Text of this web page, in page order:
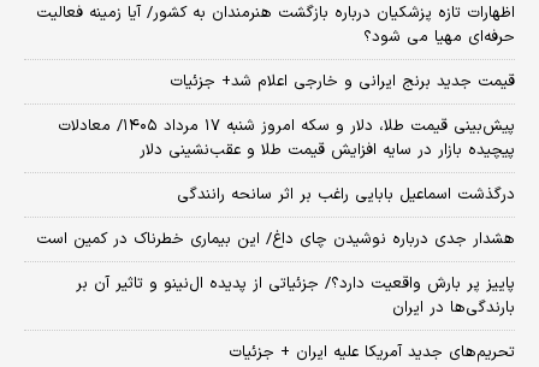
اظهارات تازه پزشکیان درباره بازگشت هنرمندان به کشور/ آیا زمینه فعالیت
حرفه‌ای مهیا می شود؟
قیمت جدید برنج ایرانی و خارجی اعلام شد+ جزئیات
پیش‌بینی قیمت طلا، دلار و سکه امروز شنبه ۱۷ مرداد ۱۴۰۵/ معادلات
پیچیده بازار در سایه افزایش قیمت طلا و عقب‌نشینی دلار
درگذشت اسماعیل بابایی راغب بر اثر سانحه رانندگی
هشدار جدی درباره نوشیدن چای داغ/ این بیماری خطرناک در کمین است
پاییز پر بارش واقعیت دارد؟/ جزئیاتی از پدیده ال‌نینو و تاثیر آن بر
بارندگی‌ها در ایران
تحریم‌های جدید آمریکا علیه ایران + جزئیات